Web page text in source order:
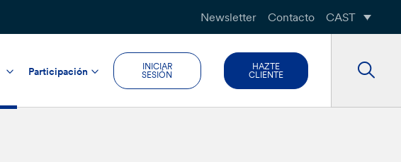
Newsletter Contacto CAST
Participación
INICIAR
SESIÓN
HAZTE
CLIENTE